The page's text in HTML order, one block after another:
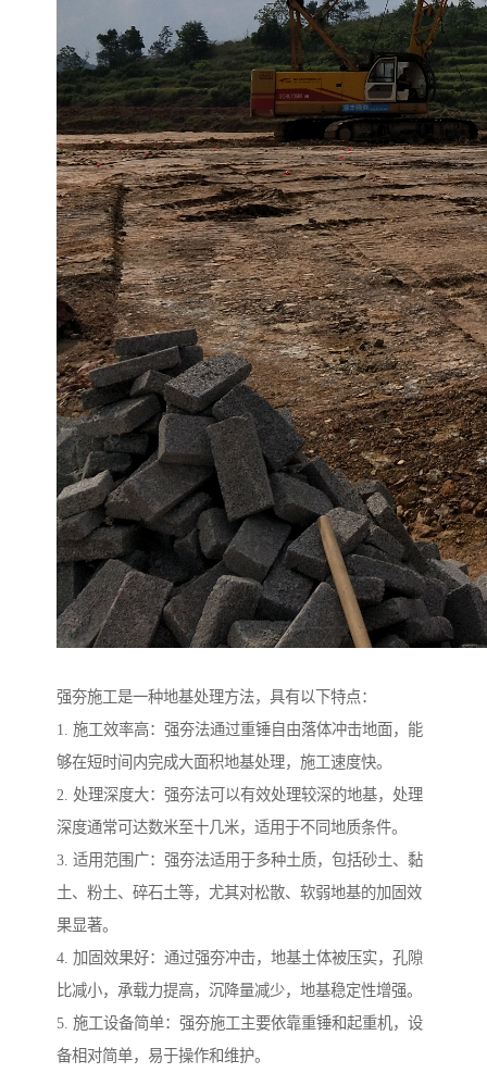
强夯施工是一种地基处理方法，具有以下特点：
1. 施工效率高：强夯法通过重锤自由落体冲击地面，能
够在短时间内完成大面积地基处理，施工速度快。
2. 处理深度大：强夯法可以有效处理较深的地基，处理
深度通常可达数米至十几米，适用于不同地质条件。
3. 适用范围广：强夯法适用于多种土质，包括砂土、黏
土、粉土、碎石土等，尤其对松散、软弱地基的加固效
果显著。
4. 加固效果好：通过强夯冲击，地基土体被压实，孔隙
比减小，承载力提高，沉降量减少，地基稳定性增强。
5. 施工设备简单：强夯施工主要依靠重锤和起重机，设
备相对简单，易于操作和维护。